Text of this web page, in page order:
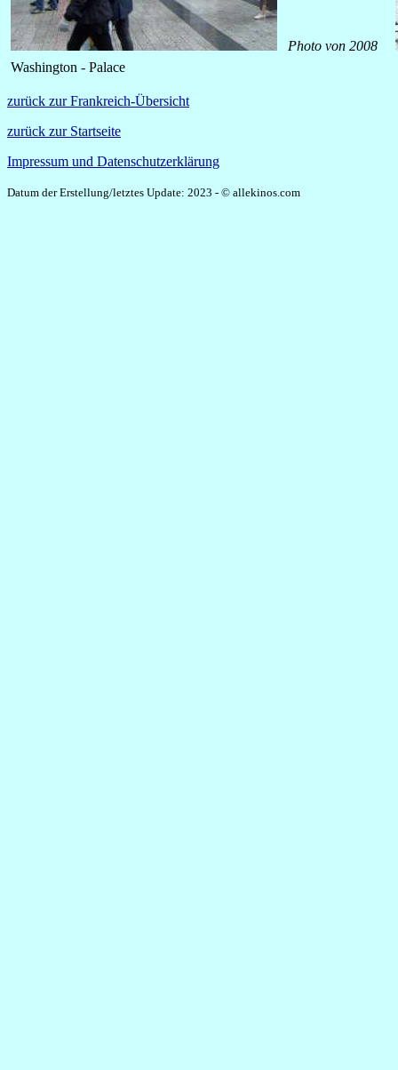
Photo von 2008
Washington - Palace
zurück zur Frankreich-Übersicht
zurück zur Startseite
Impressum und Datenschutzerklärung
Datum der Erstellung/letztes Update: 2023 - © allekinos.com